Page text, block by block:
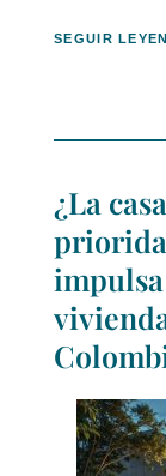
SEGUIR
¿La